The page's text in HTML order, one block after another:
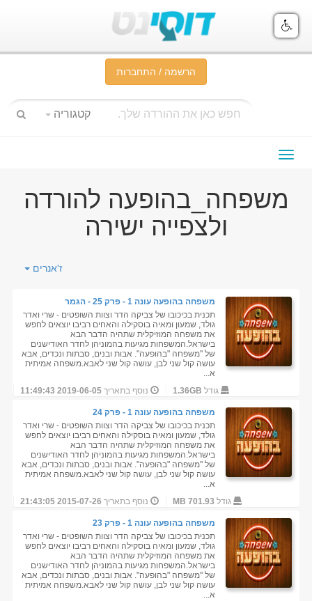
הרשמה / התחברות
קטגוריה
תפריט
משפחה_בהופעה להורדה
ולצפייה ישירה
ז'אנרים
משפחה בהופעה עונה 1 - פרק 25 - הגמר
תכנית בכיכובו של צביקה הדר וצוות השופטים - שרי ואדר
גולד, שמעון ומאיה בוסקילה והאחים רביבו יוצאים לחפש
את משפחה המוזיקלית שתהיה הדבר הבא
בישראל.המשפחות מגיעות בהמוניהן לחדר האודישנים
של "משפחה "בהופעה". אבות ובנים, סבתות ונכדים, אבא
עושה קול שני לבן, עושה קול שני לאבא.משפחה אמיתית
א...
גודל 1.36GB נוסף בתאריך2019-06-05 11:49:43
משפחה בהופעה עונה 1 - פרק 24
תכנית בכיכובו של צביקה הדר וצוות השופטים - שרי ואדר
גולד, שמעון ומאיה בוסקילה והאחים רביבו יוצאים לחפש
את משפחה המוזיקלית שתהיה הדבר הבא
בישראל.המשפחות מגיעות בהמוניהן לחדר האודישנים
של "משפחה "בהופעה". אבות ובנים, סבתות ונכדים, אבא
עושה קול שני לבן, עושה קול שני לאבא.משפחה אמיתית
א...
גודל 701.93 MB נוסף בתאריך 2015-07-26 21:43:05
משפחה בהופעה עונה 1 - פרק 23
תכנית בכיכובו של צביקה הדר וצוות השופטים - שרי ואדר
גולד, שמעון ומאיה בוסקילה והאחים רביבו יוצאים לחפש
את משפחה המוזיקלית שתהיה הדבר הבא
בישראל.המשפחות מגיעות בהמוניהן לחדר האודישנים
של "משפחה "בהופעה". אבות ובנים, סבתות ונכדים, אבא
עושה קול שני לבן, עושה קול שני לאבא.משפחה אמיתית
א...